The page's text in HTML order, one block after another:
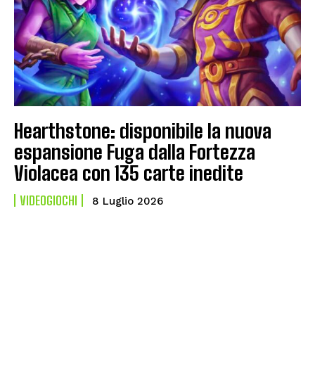
Hearthstone: disponibile la nuova
espansione Fuga dalla Fortezza
Violacea con 135 carte inedite
VIDEOGIOCHI 8 Luglio 2026